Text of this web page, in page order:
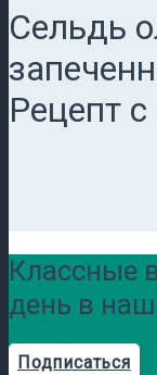
Сельдь
Рецепт
Классные
день в
Подписаться